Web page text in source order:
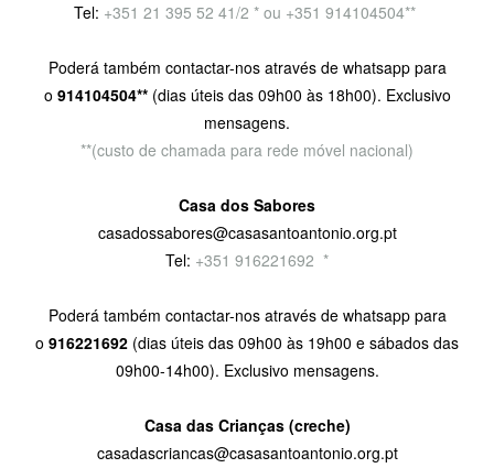
Tel: +351 21 395 52 41/2 * ou +351 914104504**
Poderá também contactar-nos através de whatsapp para
o 914104504** (dias úteis das 09h00 às 18h00). Exclusivo
mensagens.
**(custo de chamada para rede móvel nacional)
Casa dos Sabores
casadossabores@casasantoantonio.org.pt
Tel: +351 916221692 *
Poderá também contactar-nos através de whatsapp para
o 916221692 (dias úteis das 09h00 às 19h00 e sábados das
09h00-14h00). Exclusivo mensagens.
Casa das Crianças (creche)
casadascriancas@casasantoantonio.org.pt